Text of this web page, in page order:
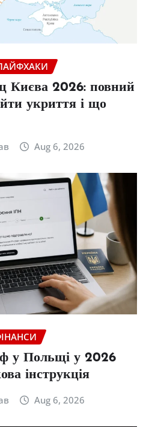
Києва 2026: повний
укриття і що
Aug 6, 2026
у Польщі у 2026
інструкція
Aug 6, 2026